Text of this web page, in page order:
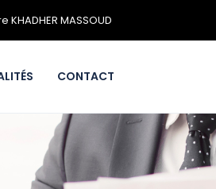
KHADHER MASSOUD
CONTACT